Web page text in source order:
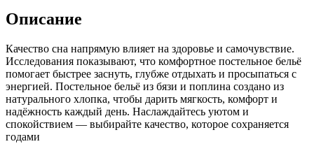
Описание
Качество сна напрямую влияет на здоровье и самочувствие.
Исследования показывают, что комфортное постельное бельё
помогает быстрее заснуть, глубже отдыхать и просыпаться с
энергией. Постельное бельё из бязи и поплина создано из
натурального хлопка, чтобы дарить мягкость, комфорт и
надёжность каждый день. Наслаждайтесь уютом и
спокойствием — выбирайте качество, которое сохраняется
годами